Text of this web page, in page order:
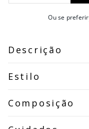
Ou se preferir
Descrição
Estilo
Composição